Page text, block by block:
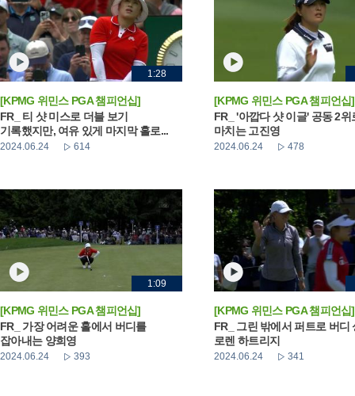
1:28
[KPMG 위민스 PGA 챔피언십]
FR_ 티 샷 미스로 더블 보기
기록했지만, 여유 있게 마지막 홀로...
2024.06.24 614
[KPMG 위민스 PGA 챔피언십]
FR_ '아깝다 샷 이글' 공동 2위
마치는 고진영
2024.06.24 478
1:09
[KPMG 위민스 PGA 챔피언십]
FR_ 가장 어려운 홀에서 버디를
잡아내는 양희영
2024.06.24 393
[KPMG 위민스 PGA 챔피언십]
FR_ 그린 밖에서 퍼트로 버디
로렌 하트리지
2024.06.24 341